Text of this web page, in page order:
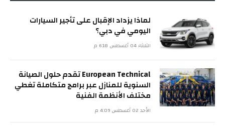
لماذا يزداد الإقبال على تأجير السيارات
اليومي في دبي؟
الثلاثاء 04 أغسطس 6:18 م
European Technical تقدم حلول الصيانة
السنوية للمنازل عبر برامج متكاملة تغطي
مختلف الأنظمة الفنية
الأحد 02 أغسطس 4:09 م